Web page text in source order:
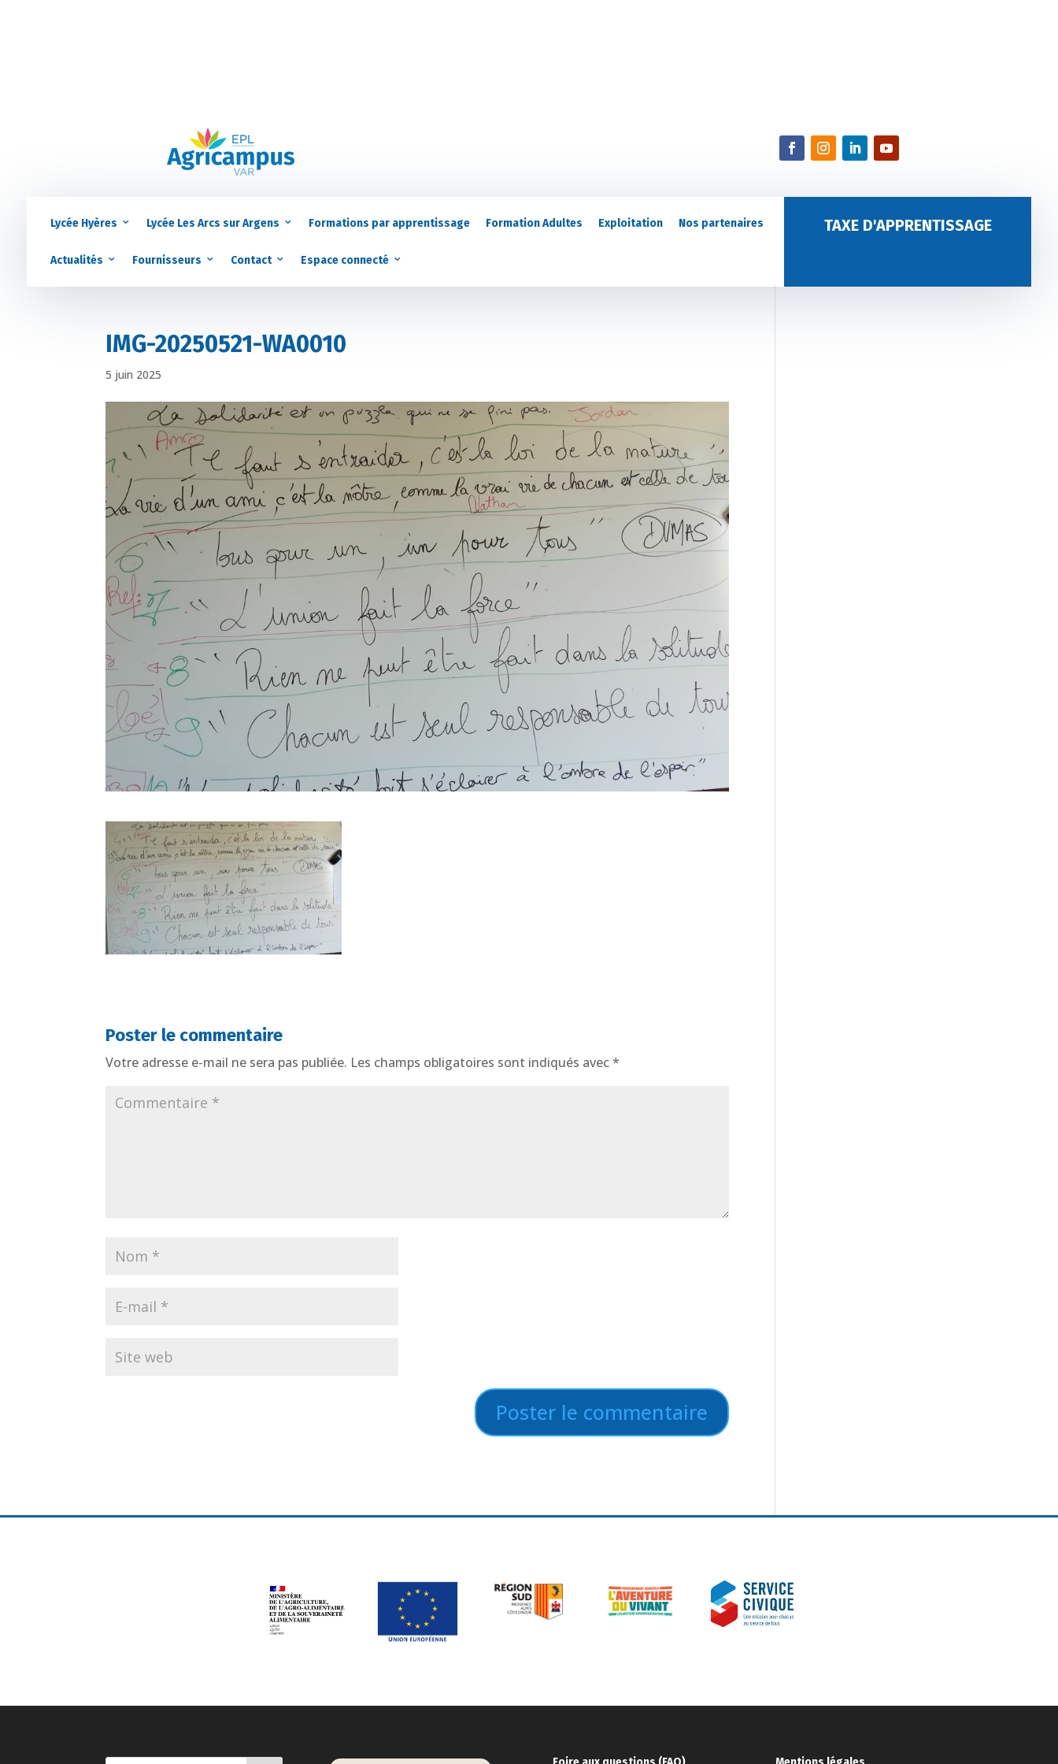
Lycée Hyères Lycée Les Arcs sur Argens Formations par apprentissage Formation Adultes Exploitation Nos partenaires
Actualités Fournisseurs Contact Espace connecté
TAXE D'APPRENTISSAGE
IMG-20250521-WA0010
5 juin 2025
Poster le commentaire
Votre adresse e-mail ne sera pas publiée. Les champs obligatoires sont indiqués avec*